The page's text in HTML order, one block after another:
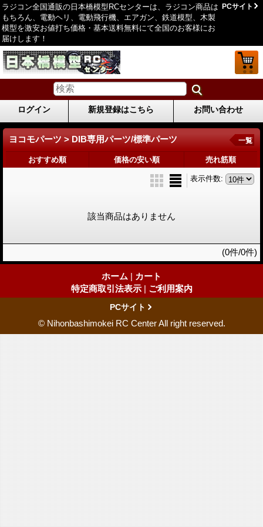
ラジコン全国通販の日本橋模型RCセンターは、ラジコン商品は
もちろん、電動ヘリ、電動飛行機、エアガン、鉄道模型、木製
模型を激安お値打ち価格・基本送料無料にて全国のお客様にお
届けします！
PCサイト
ログイン 新規登録はこちら お問い合わせ
ヨコモパーツ > DIB専用パーツ/標準パーツ 一覧
おすすめ順 価格の安い順 売れ筋順
表示件数:
該当商品はありません
(0件/0件)
ホーム | カート
特定商取引法表示 | ご利用案内
PCサイト
© Nihonbashimokei RC Center All right reserved.